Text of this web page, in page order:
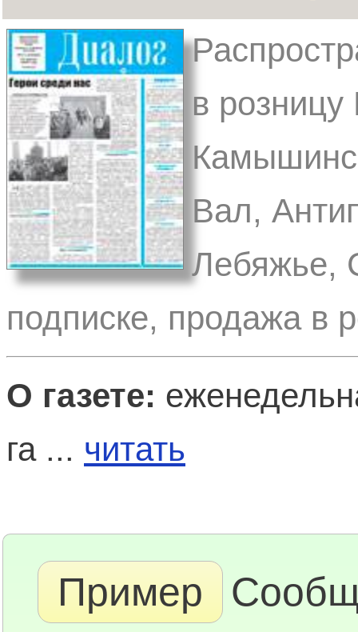
в розницу
Вал,
Лебяжье,
подписке, продажа в
О газете:
га ... читать
Пример